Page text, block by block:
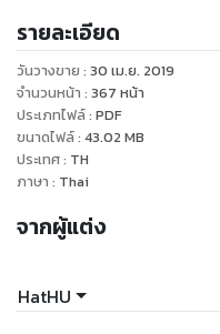
รายละเอียด
วันวางขาย : 30 เม.ย. 2019
จำนวนหน้า : 367 หน้า
ประเภทไฟล์: PDF
ขนาดไฟล์: 43.02 MB
ประเทศ: TH
ภาษา : Thai
จากผู้แต่ง
HatHU